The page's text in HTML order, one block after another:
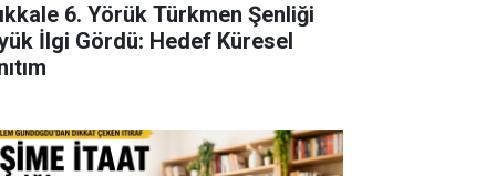
6. Yörük Türkmen Şenliği
İlgi Gördü: Hedef Küresel